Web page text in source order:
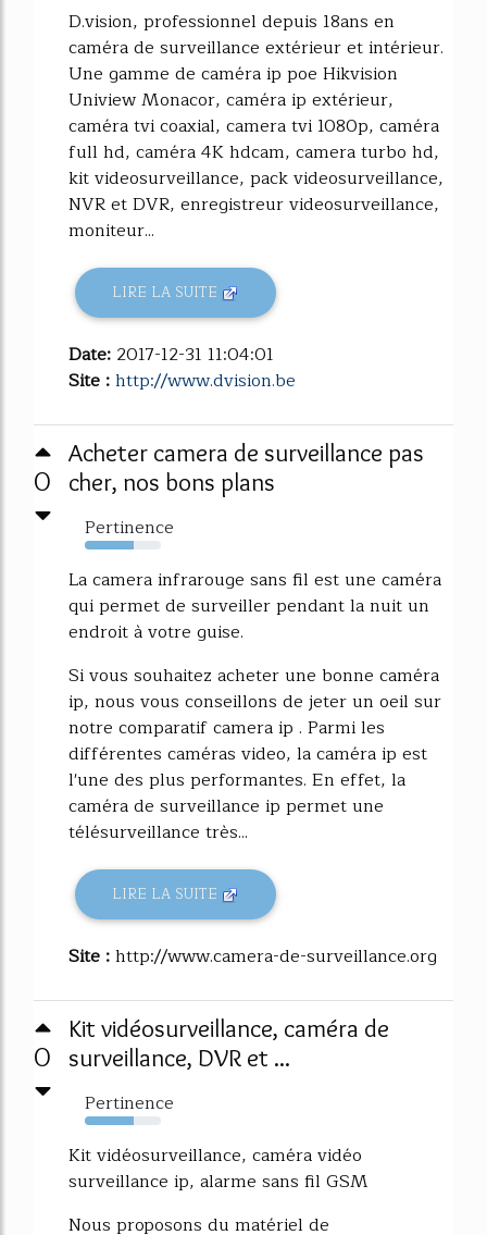
D.vision, professionnel depuis 18ans en
caméra de surveillance extérieur et intérieur.
Une gamme de caméra ip poe Hikvision
Uniview Monacor, caméra ip extérieur,
caméra tvi coaxial, camera tvi 1080p, caméra
full hd, caméra 4K hdcam, camera turbo hd,
kit videosurveillance, pack videosurveillance,
NVR et DVR, enregistreur videosurveillance,
moniteur...
LIRE LA SUITE
Date: 2017-12-31 11:04:01
Site :http://www.dvision.be
0
Acheter camera de surveillance pas
cher, nos bons plans
Pertinence
64%
La camera infrarouge sans fil est une caméra
qui permet de surveiller pendant la nuit un
endroit à votre guise.
Si vous souhaitez acheter une bonne caméra
ip, nous vous conseillons de jeter un oeil sur
notre comparatif camera ip . Parmi les
différentes caméras video, la caméra ip est
l'une des plus performantes. En effet, la
caméra de surveillance ip permet une
télésurveillance très...
LIRE LA SUITE
Site :http://www.camera-de-surveillance.org
0
Kit vidéosurveillance, caméra de
surveillance, DVR et ...
Pertinence
64%
Kit vidéosurveillance, caméra vidéo
surveillance ip, alarme sans fil GSM
Nous proposons du matériel de